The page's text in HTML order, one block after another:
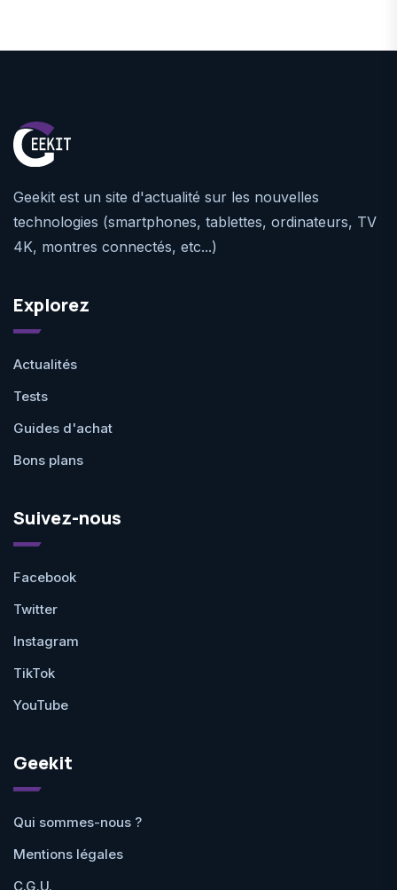
Geekit est un site d'actualité sur les nouvelles
technologies (smartphones, tablettes, ordinateurs, TV
4K, montres connectés, etc...)
Explorez
Actualités
Tests
Guides d'achat
Bons plans
Suivez-nous
Facebook
Twitter
Instagram
TikTok
YouTube
Geekit
Qui sommes-nous ?
Mentions légales
C.G.U.